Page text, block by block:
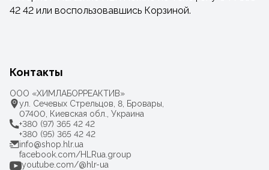
42 42 или воспользовавшись Корзиной.
Контакты
ООО «ХИМЛАБОРРЕАКТИВ»
ул. Сечевых Стрельцов, 8, Бровары,
07400, Киевская обл., Украина
+380 (97) 365 42 42
+380 (95) 365 42 42
info@shop.hlr.ua
facebook.com/HLRua.group
youtube.com/@hlr-ua